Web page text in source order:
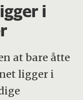
i
at bare åtte
ligger i